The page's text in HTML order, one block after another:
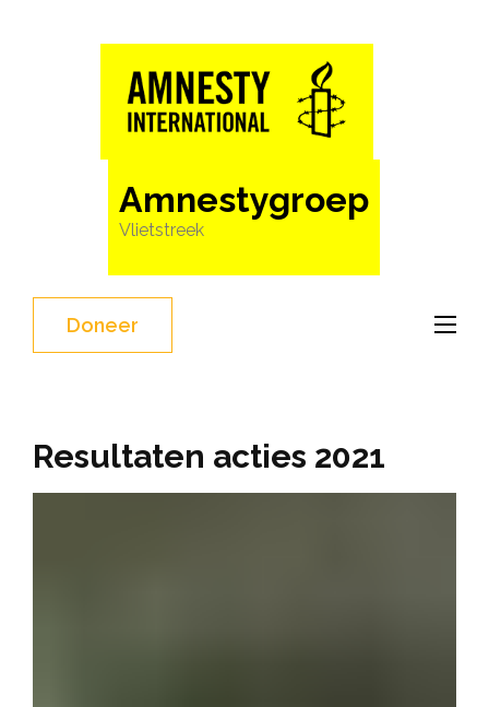
Amnestygroep
Vlietstreek
Doneer
Resultaten acties 2021